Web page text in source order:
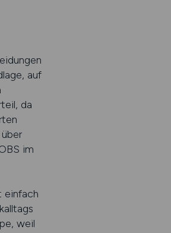
auf
da
im
einfach
weil